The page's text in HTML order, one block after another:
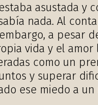
asustada y
nada. Al
a pesar
vida y el
como un
y superar
ese miedo a